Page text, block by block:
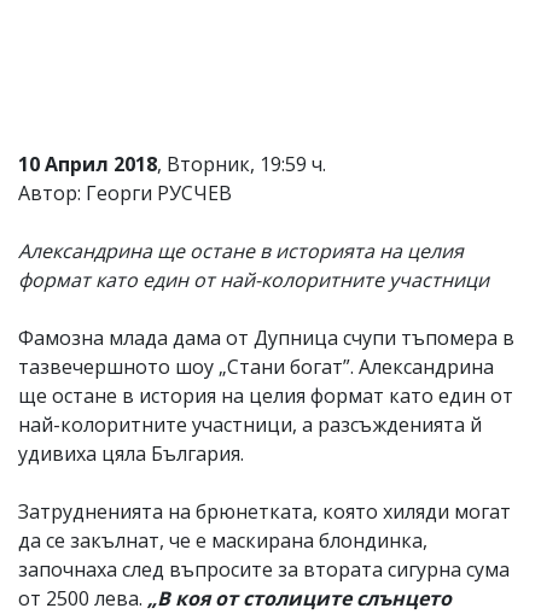
читателите
редакцията
носи
отговорност
за
Ако
обиден
за
вас
моля
ни!
10 Април 2018, Вторник, 19:59 ч.
Автор: Георги РУСЧЕВ
Александрина ще остане в историята на целия
формат като един от най-колоритните участници
Фамозна млада дама от Дупница счупи тъпомера в
тазвечершното шоу „Стани богат”. Александрина
ще остане в история на целия формат като един от
най-колоритните участници, а разсъжденията й
удивиха цяла България.
Затрудненията на брюнетката, която хиляди могат
да се закълнат, че е маскирана блондинка,
започнаха след въпросите за втората сигурна сума
от 2500 лева. „В коя от столиците слънцето